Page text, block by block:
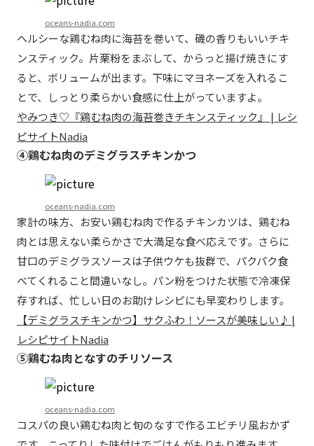
oceans-nadia.com
ヘルシーな鶏むね肉に海苔を巻いて、磯の香りもいいチキ
ンスティック。片栗粉をまぶして、からっと揚げ焼きにす
ると、ボリュームが出ます。下味にマヨネーズを入れるこ
とで、しっとり柔らかい食感に仕上がっていますよ。
やみつき♡『鶏むね肉の海苔巻きチキンスティック』 | レシ
ピサイトNadia
④鶏むね肉のデミグラスチキンかつ
oceans-nadia.com
家計の味方、お安い鶏むね肉で作るチキンカツは、鶏むね
肉とは思えない柔らかさで大満足な食べ応えです。さらに
甘口のデミグラスソースは子供ウケも抜群で、パクパク食
べてくれること間違いなし。パン粉をつけた状態で冷凍保
存すれば、忙しい日のお助けレシピにも早変わりします。
【デミグラスチキンかつ】サクふわ！ソースが美味しい♪ |
レシピサイトNadia
⑤鶏むね肉となすのチリソース
oceans-nadia.com
コスパの良い鶏むね肉と旬のなすで作るエビチリ風おかず